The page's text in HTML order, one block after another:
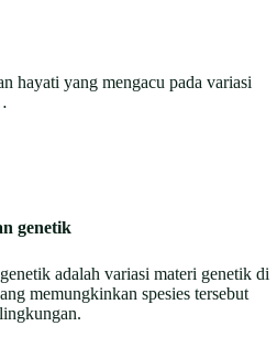
hayati yang mengacu pada variasi
genetik
adalah variasi materi genetik di
memungkinkan spesies tersebut